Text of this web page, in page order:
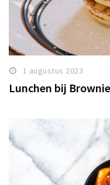
1 augustus 2023
Lunchen bij